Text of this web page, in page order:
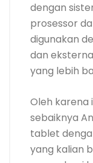
dengan
prosessor
digunakan
dan
yang lebih
Oleh karena
sebaiknya
tablet
yang kalian